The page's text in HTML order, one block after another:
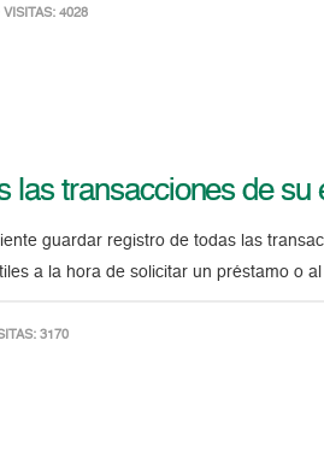
VISITAS: 4028
las transacciones de su
guardar registro de todas las
a la hora de solicitar un préstamo o
3170